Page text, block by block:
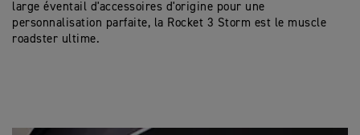
large éventail d'accessoires d'origine pour une
personnalisation parfaite, la Rocket 3 Storm est le muscle
roadster ultime.